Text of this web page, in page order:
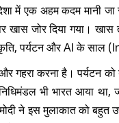
में एक अहम कदम मानी जा
जोर दिया गया।
पर्यटन और AI के
गहरा करना है। पर्यटन
भी भारत आया
ने इस मुलाकात को
वेनेज़ुएला में फिर
विनाशकारी झटकों